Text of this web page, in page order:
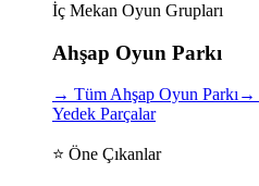
İç Mekan Oyun Grupları
Ahşap Oyun Parkı
→ Tüm Ahşap Oyun Parkı→
Yedek Parçalar
⭐ Öne Çıkanlar